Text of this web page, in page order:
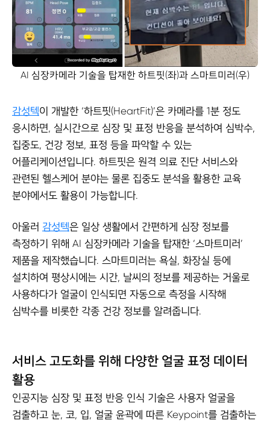
AI 심장카메라 기술을 탑재한 하트핏(좌)과 스마트미러(우)
감성텍이 개발한 ‘하트핏(HeartFit)’은 카메라를 1분 정도
응시하면, 실시간으로 심장 및 표정 반응을 분석하여 심박수,
집중도, 건강 정보, 표정 등을 파악할 수 있는
어플리케이션입니다. 하트핏은 원격 의료 진단 서비스와
관련된 헬스케어 분야는 물론 집중도 분석을 활용한 교육
분야에서도 활용이 가능합니다.
아울러 감성텍은 일상 생활에서 간편하게 심장 정보를
측정하기 위해 AI 심장카메라 기술을 탑재한 ‘스마트미러’
제품을 제작했습니다. 스마트미러는 욕실, 화장실 등에
설치하여 평상시에는 시간, 날씨의 정보를 제공하는 거울로
사용하다가 얼굴이 인식되면 자동으로 측정을 시작해
심박수를 비롯한 각종 건강 정보를 알려줍니다.
서비스 고도화를 위해 다양한 얼굴 표정 데이터
활용
인공지능 심장 및 표정 반응 인식 기술은 사용자 얼굴을
검출하고 눈, 코, 입, 얼굴 윤곽에 따른 Keypoint를 검출하는